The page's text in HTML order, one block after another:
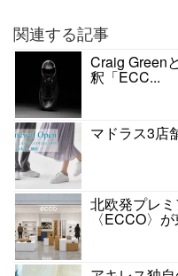
関連する記事
Craig Green
釈「ECC...
マドラス3店
北欧発プレ
〈ECCO〉